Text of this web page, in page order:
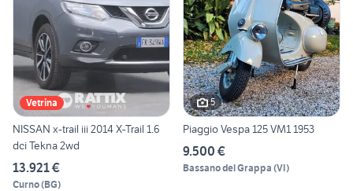
Vetrina
NISSAN x-trail iii 2014 X-Trail 1.6
dci Tekna 2wd
13.921 €
Curno(BG)
5
Piaggio Vespa 125 VM1 1953
9.500 €
Bassano del Grappa (VI)